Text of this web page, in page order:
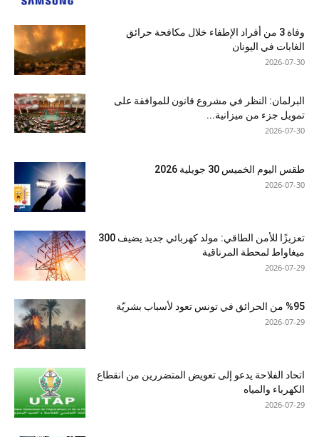
وفاة 3 من أفراد الإطفاء خلال مكافحة حرائق
الغابات في اليونان
2026-07-30
البرلمان: النظر في مشروع قانون للموافقة على
تمويل جزء من ميزانية...
2026-07-30
طقس اليوم الخميس 30 جويلية 2026
2026-07-30
تعزيزًا للأمن الطاقي: مولد كهربائي جديد يضيف 300
ميغاواط لمحطة المرناقية
2026-07-29
%95 من الحرائق في تونس تعود لأسباب بشريّة
2026-07-29
اتحاد الفلاحة يدعو إلى تعويض المتضررين من انقطاع
الكهرباء والمياه
2026-07-29